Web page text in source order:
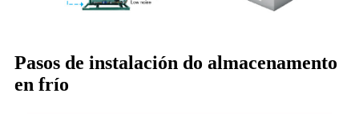
Pasos de instalación do almacenamento
en frío